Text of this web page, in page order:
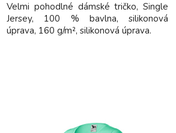
Velmi pohodlné dámské tričko, Single
Jersey, 100 % bavlna, silikonová
úprava, 160 g/m², silikonová úprava.